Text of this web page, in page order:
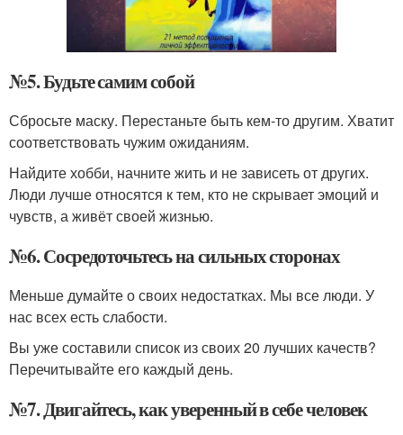
№5. Будьте самим собой
Сбросьте маску. Перестаньте быть кем-то другим. Хватит
соответствовать чужим ожиданиям.
Найдите хобби, начните жить и не зависеть от других.
Люди лучше относятся к тем, кто не скрывает эмоций и
чувств, а живёт своей жизнью.
№6. Сосредоточьтесь на сильных сторонах
Меньше думайте о своих недостатках. Мы все люди. У
нас всех есть слабости.
Вы уже составили список из своих 20 лучших качеств?
Перечитывайте его каждый день.
№7. Двигайтесь, как уверенный в себе человек